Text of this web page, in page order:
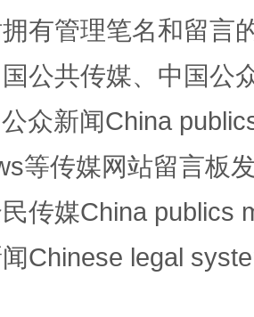
有管理笔名和留言
公共传媒、中国公
众新闻China
等传媒网站留言板
传媒China publics
Chinese legal